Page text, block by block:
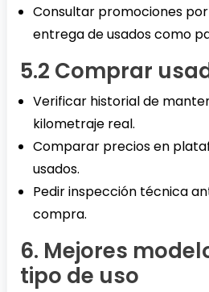
Consultar promociones
entrega de usados como
5.2 Comprar
Verificar historial de
kilometraje real.
Comparar precios en
usados.
Pedir inspección técnica
compra.
6. Mejores
tipo de uso